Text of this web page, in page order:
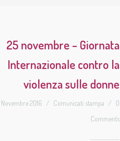
25 novembre – Giornata
Internazionale contro la
violenza sulle donne
Novembre 2016 / Comunicati stampa / 0
Comments